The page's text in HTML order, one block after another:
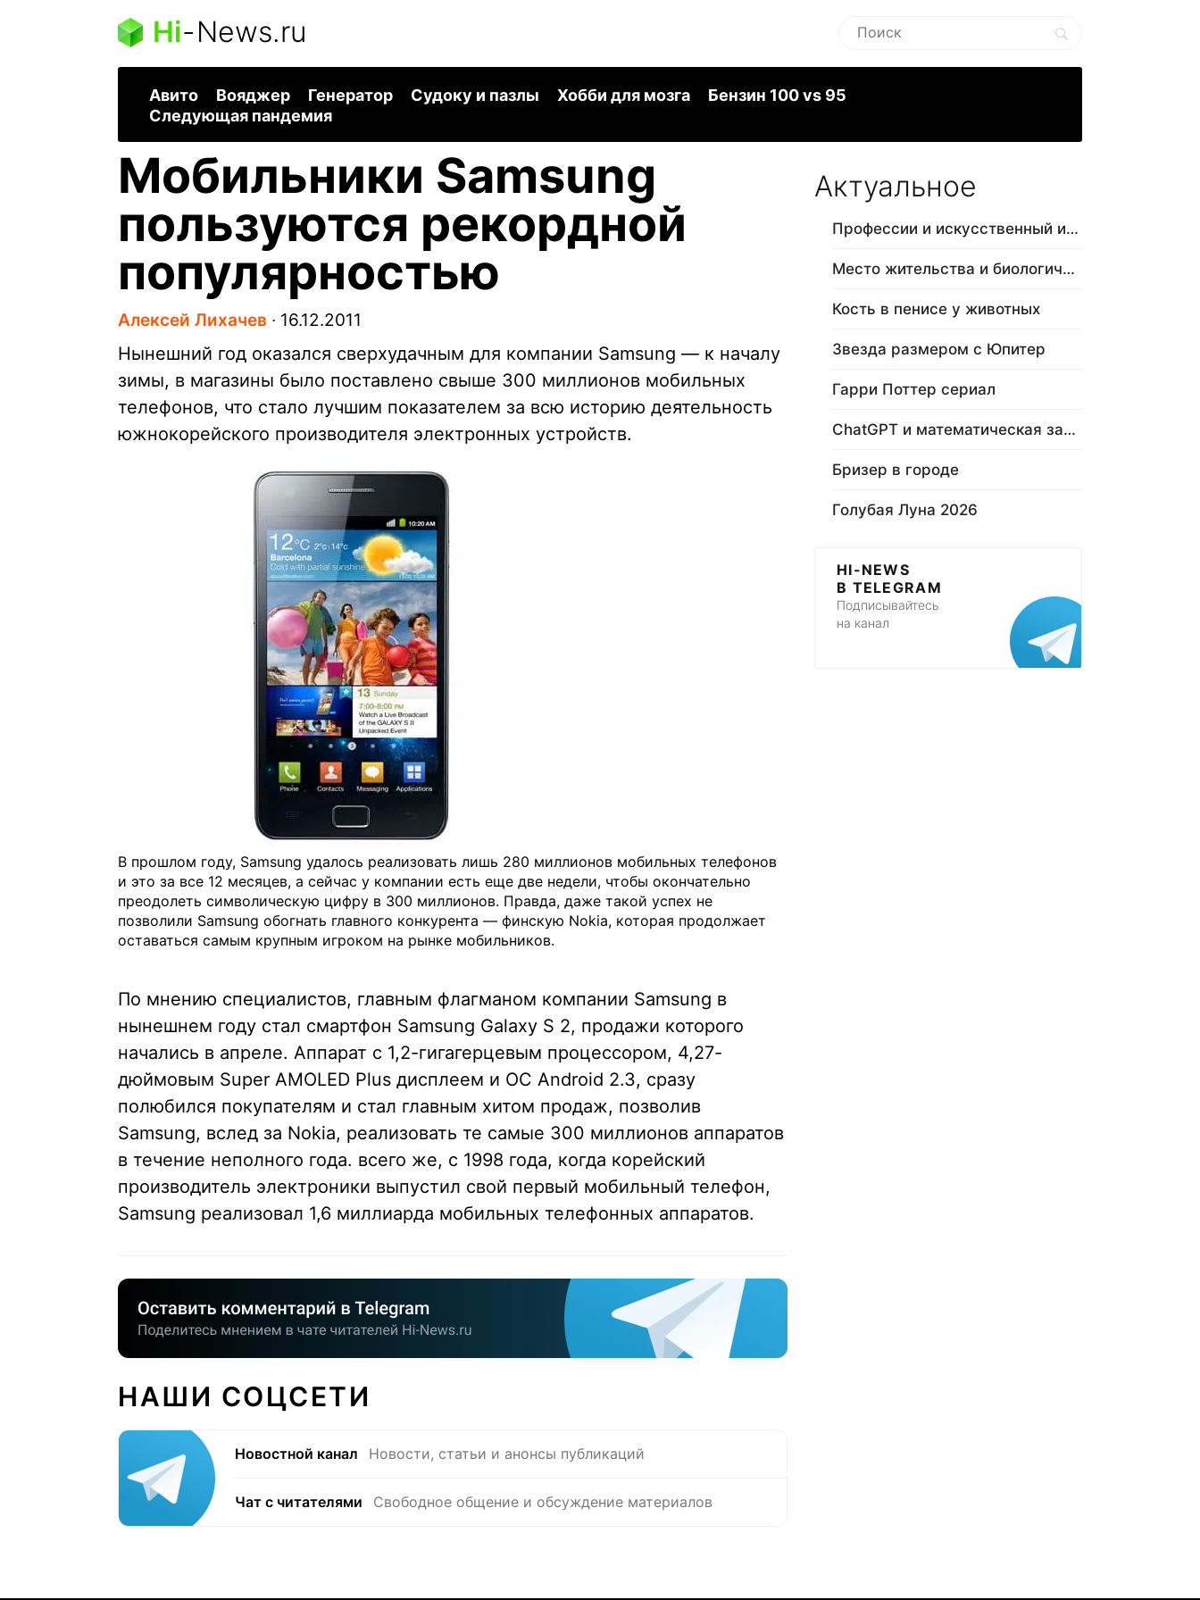
Hi-News.ru
Авито Вояджер Генератор Судоку и пазлы Хобби для мозга
Бензин 100 vs 95
Следующая пандемия
Мобильники Samsung
пользуются рекордной
популярностью
Алексей Лихачев ∙ 16.12.2011
Нынешний год оказался сверхудачным для компании Samsung — к началу
зимы, в магазины было поставлено свыше 300 миллионов мобильных
телефонов, что стало лучшим показателем за всю историю деятельность
южнокорейского производителя электронных устройств.
В прошлом году, Samsung удалось реализовать лишь 280 миллионов мобильных телефонов
и это за все 12 месяцев, а сейчас у компании есть еще две недели, чтобы окончательно
преодолеть символическую цифру в 300 миллионов. Правда, даже такой успех не
позволили Samsung обогнать главного конкурента — финскую Nokia, которая продолжает
оставаться самым крупным игроком на рынке мобильников.
По мнению специалистов, главным флагманом компании Samsung в
нынешнем году стал смартфон Samsung Galaxy S 2, продажи которого
начались в апреле. Аппарат с 1,2-гигагерцевым процессором, 4,27-
дюймовым Super AMOLED Plus дисплеем и ОС Android 2.3, сразу
полюбился покупателям и стал главным хитом продаж, позволив
Samsung, вслед за Nokia, реализовать те самые 300 миллионов аппаратов
в течение неполного года. всего же, с 1998 года, когда корейский
производитель электроники выпустил свой первый мобильный телефон,
Samsung реализовал 1,6 миллиарда мобильных телефонных аппаратов.
НАШИ СОЦСЕТИ
Новостной канал Новости, статьи и анонсы публикаций
Чат с читателями Свободное общение и обсуждение материалов
Актуальное
Профессии и искусственный интеллект
Место жительства и биологический в…
Кость в пенисе у животных
Звезда размером с Юпитер
Гарри Поттер сериал
ChatGPT и математическая задача
Бризер в городе
Голубая Луна 2026
HI-NEWS
В TELEGRAM
Подписывайтесь
на канал